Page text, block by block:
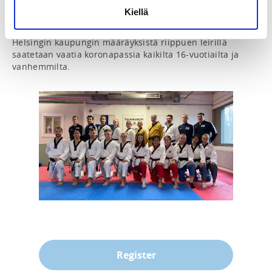
Kiellä
Helsingin kaupungin määräyksistä riippuen leirillä
saatetaan vaatia koronapassia kaikilta 16-vuotiailta ja
vanhemmilta.
Register